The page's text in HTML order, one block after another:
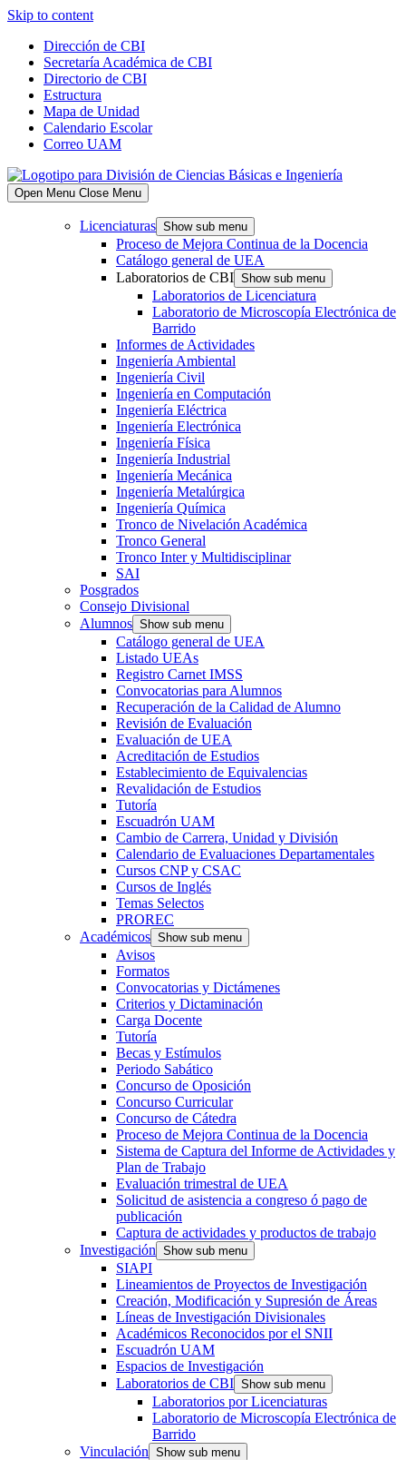
Skip to content
Dirección de CBI
Secretaría Académica de CBI
Directorio de CBI
Estructura
Mapa de Unidad
Calendario Escolar
Correo UAM
Open Menu Close Menu
Licenciaturas Show sub menu
Proceso de Mejora Continua de la Docencia
Catálogo general de UEA
Laboratorios de CBI Show sub menu
Laboratorios de Licenciatura
Laboratorio de Microscopía Electrónica de
Barrido
Informes de Actividades
Ingeniería Ambiental
Ingeniería Civil
Ingeniería en Computación
Ingeniería Eléctrica
Ingeniería Electrónica
Ingeniería Física
Ingeniería Industrial
Ingeniería Mecánica
Ingeniería Metalúrgica
Ingeniería Química
Tronco de Nivelación Académica
Tronco General
Tronco Inter y Multidisciplinar
SAI
Posgrados
Consejo Divisional
Alumnos Show sub menu
Catálogo general de UEA
Listado UEAs
Registro Carnet IMSS
Convocatorias para Alumnos
Recuperación de la Calidad de Alumno
Revisión de Evaluación
Evaluación de UEA
Acreditación de Estudios
Establecimiento de Equivalencias
Revalidación de Estudios
Tutoría
Escuadrón UAM
Cambio de Carrera, Unidad y División
Calendario de Evaluaciones Departamentales
Cursos CNP y CSAC
Cursos de Inglés
Temas Selectos
PROREC
Académicos Show sub menu
Avisos
Formatos
Convocatorias y Dictámenes
Criterios y Dictaminación
Carga Docente
Tutoría
Becas y Estímulos
Periodo Sabático
Concurso de Oposición
Concurso Curricular
Concurso de Cátedra
Proceso de Mejora Continua de la Docencia
Sistema de Captura del Informe de Actividades y
Plan de Trabajo
Evaluación trimestral de UEA
Solicitud de asistencia a congreso ó pago de
publicación
Captura de actividades y productos de trabajo
Investigación Show sub menu
SIAPI
Lineamientos de Proyectos de Investigación
Creación, Modificación y Supresión de Áreas
Líneas de Investigación Divisionales
Académicos Reconocidos por el SNII
Escuadrón UAM
Espacios de Investigación
Laboratorios de CBI Show sub menu
Laboratorios por Licenciaturas
Laboratorio de Microscopía Electrónica de
Barrido
Vinculación Show sub menu